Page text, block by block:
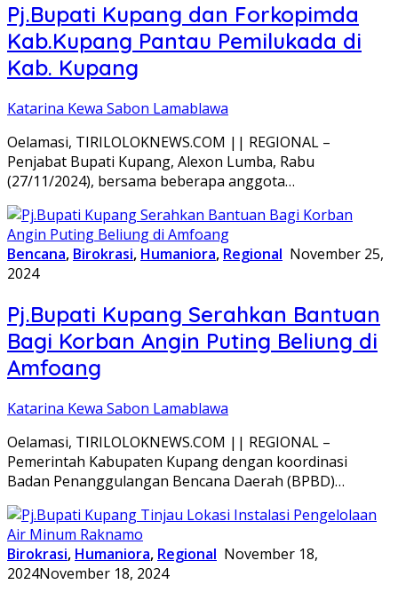
Pj.Bupati Kupang dan Forkopimda
Kab.Kupang Pantau Pemilukada di
Kab. Kupang
Katarina Kewa Sabon Lamablawa
Oelamasi, TIRILOLOKNEWS.COM || REGIONAL –
Penjabat Bupati Kupang, Alexon Lumba, Rabu
(27/11/2024), bersama beberapa anggota…
Bencana, Birokrasi, Humaniora, Regional November 25,
2024
Pj.Bupati Kupang Serahkan Bantuan
Bagi Korban Angin Puting Beliung di
Amfoang
Katarina Kewa Sabon Lamablawa
Oelamasi, TIRILOLOKNEWS.COM || REGIONAL –
Pemerintah Kabupaten Kupang dengan koordinasi
Badan Penanggulangan Bencana Daerah (BPBD)…
Birokrasi, Humaniora, Regional November 18,
2024November 18, 2024